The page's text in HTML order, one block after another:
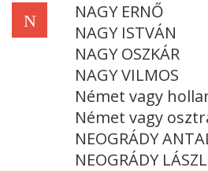
N
NAGY ERNŐ
NAGY ISTVÁN
NAGY OSZKÁR
NAGY VILMOS
Német vagy
Német vagy
NEOGRÁDY
NEOGRÁDY